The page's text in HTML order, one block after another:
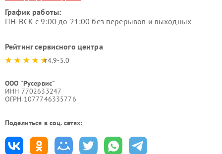
График работы:
ПН-ВСК с 9:00 до 21:00 без перерывов и выходных
Рейтинг сервисного центра
4.9-5.0
ООО "Русервис"
ИНН 7702633247
ОГРН 1077746335776
Поделиться в соц. сетях: